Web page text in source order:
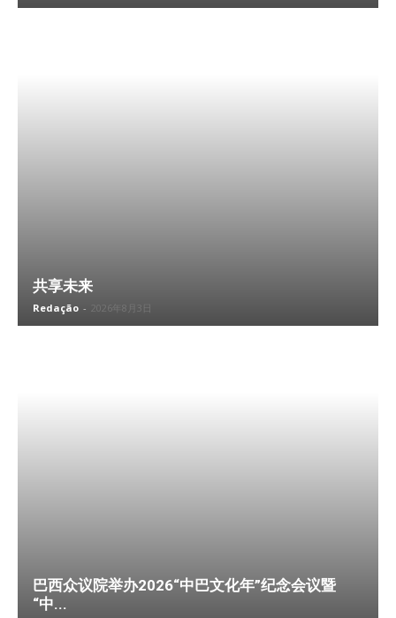
共享未来
Redação - 2026年8月3日
巴西众议院举办2026“中巴文化年”纪念会议暨
“中...